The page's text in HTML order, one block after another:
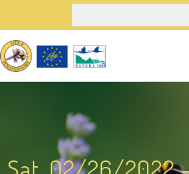
Παράκαμψη προς το κυρίως